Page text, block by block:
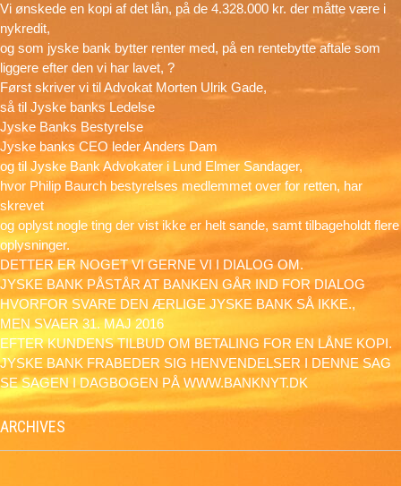
Vi ønskede en kopi af det lån, på de 4.328.000 kr. der måtte være i
nykredit,
og som jyske bank bytter renter med, på en rentebytte aftale som
liggere efter den vi har lavet, ?
Først skriver vi til Advokat Morten Ulrik Gade,
så til Jyske banks Ledelse
Jyske Banks Bestyrelse
Jyske banks CEO leder Anders Dam
og til Jyske Bank Advokater i Lund Elmer Sandager,
hvor Philip Baurch bestyrelses medlemmet over for retten, har
skrevet
og oplyst nogle ting der vist ikke er helt sande, samt tilbageholdt flere
oplysninger.
DETTER ER NOGET VI GERNE VI I DIALOG OM.
JYSKE BANK PÅSTÅR AT BANKEN GÅR IND FOR DIALOG
HVORFOR SVARE DEN ÆRLIGE JYSKE BANK SÅ IKKE.,
MEN SVAER 31. MAJ 2016
EFTER KUNDENS TILBUD OM BETALING FOR EN LÅNE KOPI.
JYSKE BANK FRABEDER SIG HENVENDELSER I DENNE SAG
SE SAGEN I DAGBOGEN PÅ WWW.BANKNYT.DK
ARCHIVES